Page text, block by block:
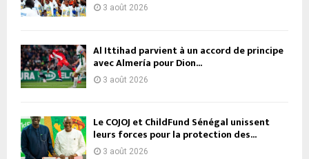
3 août 2026
Al Ittihad parvient à un accord de principe
avec Almería pour Dion...
3 août 2026
Le COJOJ et ChildFund Sénégal unissent
leurs forces pour la protection des...
3 août 2026